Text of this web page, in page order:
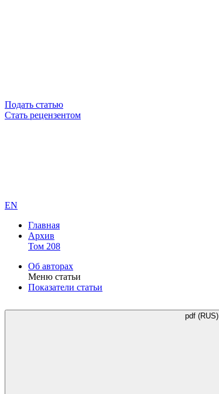
Подать статью
Стать рецензентом
EN
Главная
Архив
Том 208
Об авторах
Меню статьи
Показатели статьи
pdf (RUS)